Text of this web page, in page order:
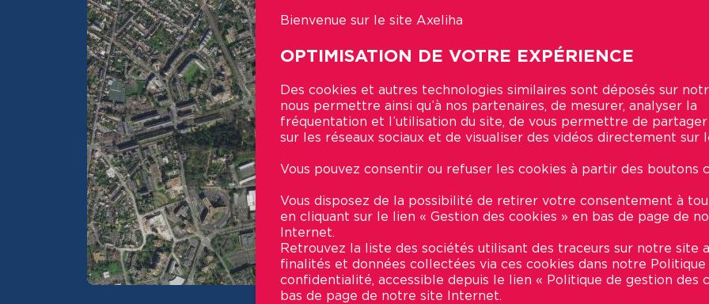
Leaflet | Map integration © byGenesii
Bienvenue sur le site Axeliha
OPTIMISATION DE VOTRE EXPÉRIENCE
Des cookies et autres technologies similaires sont déposés sur
nous permettre ainsi qu’à nos partenaires, de mesurer, analyser la
fréquentation et l’utilisation du site, de vous permettre de
sur les réseaux sociaux et de visualiser des vidéos directement sur
Vous pouvez consentir ou refuser les cookies à partir des boutons
Vous disposez de la possibilité de retirer votre consentement à
en cliquant sur le lien « Gestion des cookies » en bas de page de
Internet.
Retrouvez la liste des sociétés utilisant des traceurs sur notre site
finalités et données collectées via ces cookies dans notre Politique
confidentialité, accessible depuis le lien « Politique de gestion des
bas de page de notre site Internet.